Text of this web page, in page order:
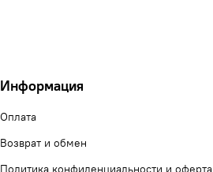
Информация
Оплата
Возврат и обмен
Политика конфиденциальности и оферта